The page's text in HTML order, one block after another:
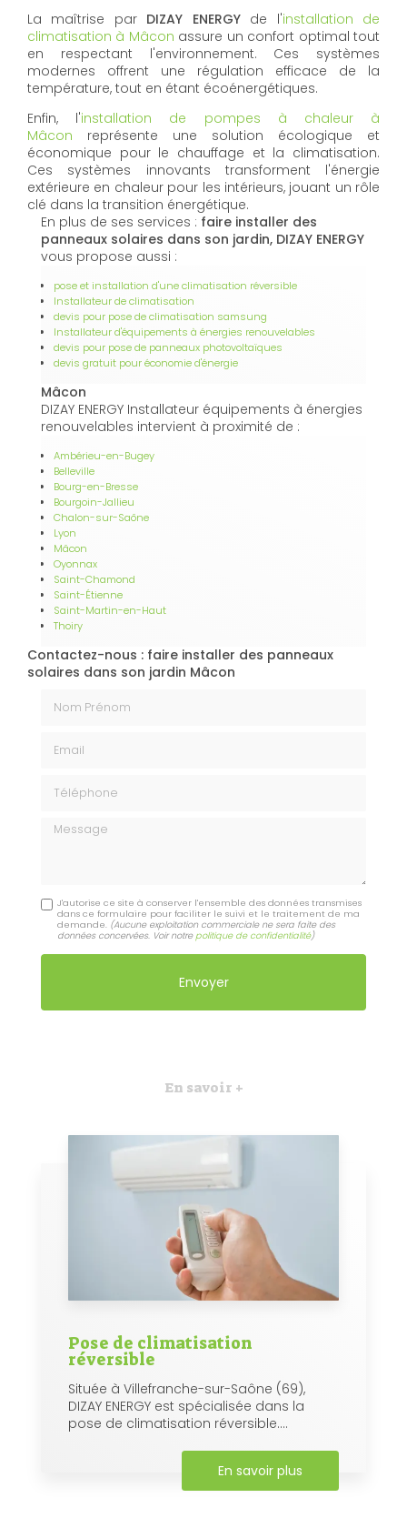
La maîtrise par DIZAY ENERGYde l'installation de
climatisation à Mâcon assure un confort optimal tout
en respectant l'environnement. Ces systèmes
modernes offrent une régulation efficace de la
température, tout en étant écoénergétiques.
Enfin, l'installation de pompes à chaleur à
Mâcon représente une solution écologique et
économique pour le chauffage et la climatisation.
Ces systèmes innovants transforment l'énergie
extérieure en chaleur pour les intérieurs, jouant un rôle
clé dans la transition énergétique.
En plus de ses services : faire installer des
panneaux solaires dans son jardin, DIZAY ENERGY
vous propose aussi :
pose et installation d'une climatisation réversible
Installateur de climatisation
devis pour pose de climatisation samsung
Installateur d'équipements à énergies renouvelables
devis pour pose de panneaux photovoltaïques
devis gratuit pour économie d'énergie
Mâcon
DIZAY ENERGY Installateur équipements à énergies
renouvelables intervient à proximité de :
Ambérieu-en-Bugey
Belleville
Bourg-en-Bresse
Bourgoin-Jallieu
Chalon-sur-Saône
Lyon
Mâcon
Oyonnax
Saint-Chamond
Saint-Étienne
Saint-Martin-en-Haut
Thoiry
Contactez-nous : faire installer des panneaux
solaires dans son jardin Mâcon
Message
J'autorise ce site à conserver l'ensemble des données transmises
dans ce formulaire pour faciliter le suivi et le traitement de ma
demande. (Aucune exploitation commerciale ne sera faite des
données concervées. Voir notre politique de confidentialité)
En savoir +
Pose de climatisation
réversible
Située à Villefranche-sur-Saône (69),
DIZAY ENERGY est spécialisée dans la
pose de climatisation réversible....
En savoir plus